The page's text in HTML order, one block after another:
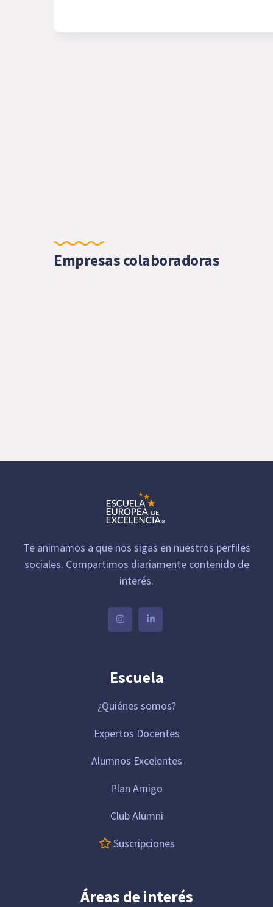
Empresas colaboradoras
Te animamos a que nos sigas en nuestros perfiles
sociales. Compartimos diariamente contenido de
interés.
Escuela
¿Quiénes somos?
Expertos Docentes
Alumnos Excelentes
Plan Amigo
Club Alumni
Suscripciones
Áreas de interés